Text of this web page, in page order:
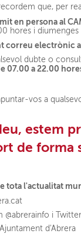
que, per
en persona al
hores i
correu electrònic
dubte o
07.00 a 22.00
vos a
estem
de forma
tota l'actualitat
@abrerainfo i
d'Abrera